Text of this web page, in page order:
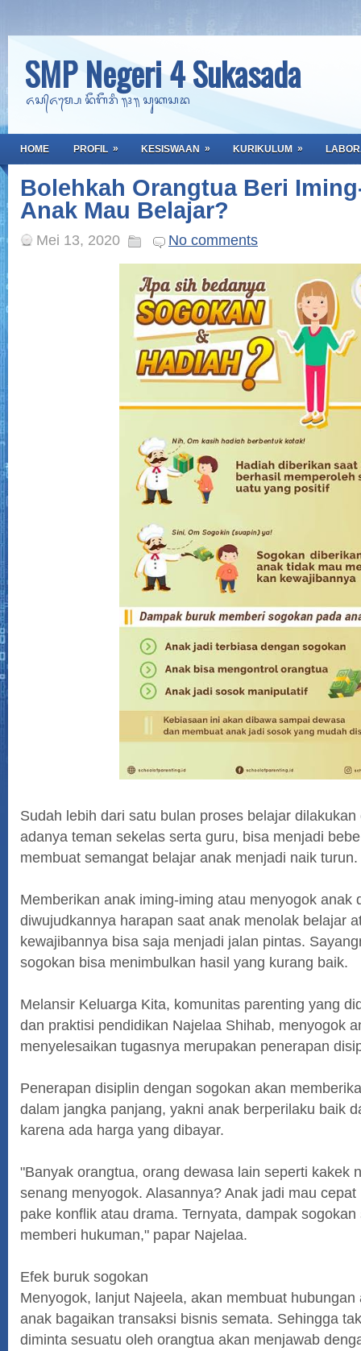
SMP Negeri 4 Sukasada
ᬏᬲ᭄ᬏᬫ᭄ᬧᬾ ᬦᭂᬕᭂᬭᬶ ᭟᭔᭟ ᬲᬸᬓᬲᬤ
HOME PROFIL » KESISWAAN » KURIKULUM »
Bolehkah Orangtua Beri
Anak Mau Belajar?
Mei 13, 2020 No comments
Sudah lebih dari satu bulan proses belajar dilakukan
adanya teman sekelas serta guru, bisa menjadi
membuat semangat belajar anak menjadi naik turun.
Memberikan anak iming-iming atau menyogok anak
diwujudkannya harapan saat anak menolak belajar
kewajibannya bisa saja menjadi jalan pintas.
sogokan bisa menimbulkan hasil yang kurang baik.
Melansir Keluarga Kita, komunitas parenting yang
dan praktisi pendidikan Najelaa Shihab, menyogok
menyelesaikan tugasnya merupakan penerapan
Penerapan disiplin dengan sogokan akan
dalam jangka panjang, yakni anak berperilaku baik
karena ada harga yang dibayar.
"Banyak orangtua, orang dewasa lain seperti kakek
senang menyogok. Alasannya? Anak jadi mau
pake konflik atau drama. Ternyata, dampak
memberi hukuman," papar Najelaa.
Efek buruk sogokan
Menyogok, lanjut Najeela, akan membuat
anak bagaikan transaksi bisnis semata. Sehingga
diminta sesuatu oleh orangtua akan menjawab